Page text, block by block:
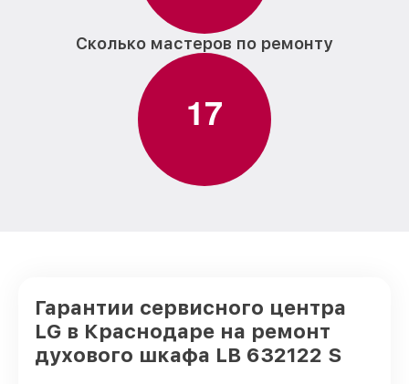
Сколько мастеров по ремонту
17
Гарантии сервисного центра
LG в Краснодаре на ремонт
духового шкафа LB 632122 S